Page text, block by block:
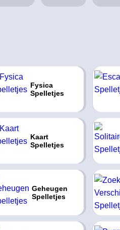
Fysica
Spelletjes
Kaart
Spelletjes
Geheugen
Spelletjes